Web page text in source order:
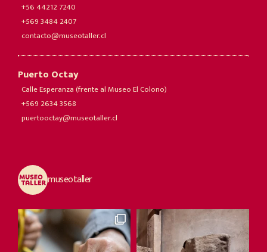
+56 44212 7240
+569 3484 2407
contacto@museotaller.cl
Puerto Octay
Calle Esperanza (frente al Museo El Colono)
+569 2634 3568
puertooctay@museotaller.cl
museotaller